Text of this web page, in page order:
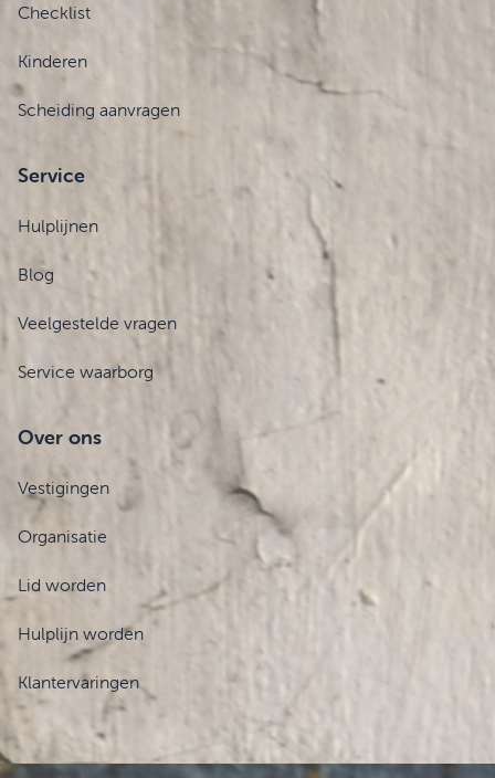
Checklist
Kinderen
Scheiding aanvragen
Service
Hulplijnen
Blog
Veelgestelde vragen
Service waarborg
Over ons
Vestigingen
Organisatie
Lid worden
Hulplijn worden
Klantervaringen